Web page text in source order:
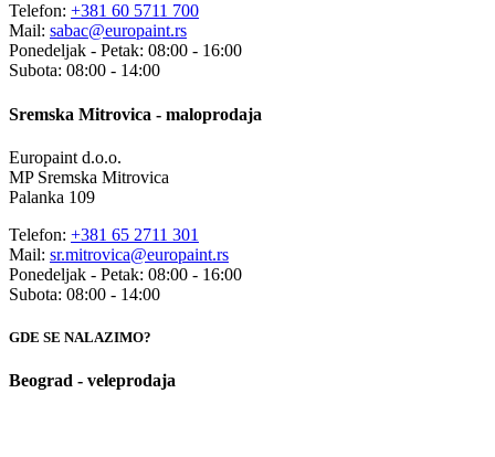
Telefon: +381 60 5711 700
Mail: sabac@europaint.rs
Ponedeljak - Petak: 08:00 - 16:00
Subota: 08:00 - 14:00
Sremska Mitrovica - maloprodaja
Europaint d.o.o.
MP Sremska Mitrovica
Palanka 109
Telefon: +381 65 2711 301
Mail: sr.mitrovica@europaint.rs
Ponedeljak - Petak: 08:00 - 16:00
Subota: 08:00 - 14:00
GDE SE NALAZIMO?
Beograd - veleprodaja